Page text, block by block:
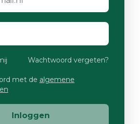
Wachtwoord vergeten?
met de algemene
Inloggen